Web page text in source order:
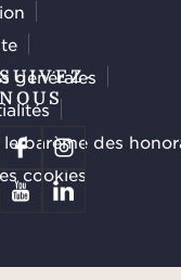
générales
barème des
cookies
SUIVEZ-
NOUS